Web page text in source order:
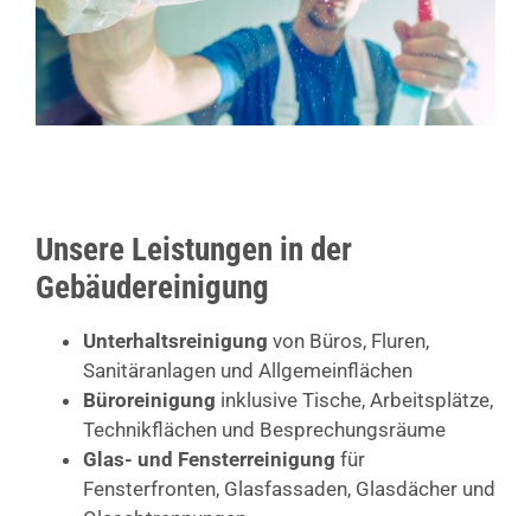
Unsere Leistungen in der
Gebäudereinigung
Unterhaltsreinigung von Büros, Fluren,
Sanitäranlagen und Allgemeinflächen
Büroreinigung inklusive Tische, Arbeitsplätze,
Technikflächen und Besprechungsräume
Glas- und Fensterreinigung für
Fensterfronten, Glasfassaden, Glasdächer und